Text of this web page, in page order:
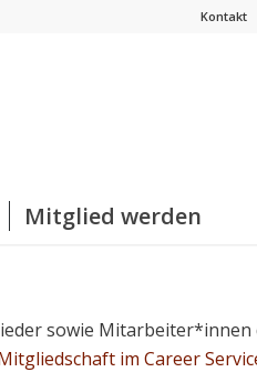
Kontakt
Mitglied werden
sowie
im Career